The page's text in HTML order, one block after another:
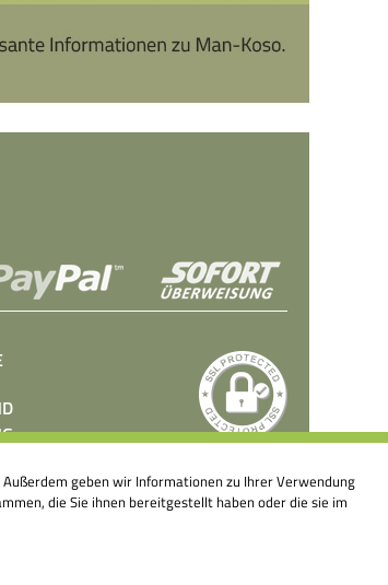
geben wir Informationen zu Ihrer Verwendung
die Sie ihnen bereitgestellt haben oder die sie im